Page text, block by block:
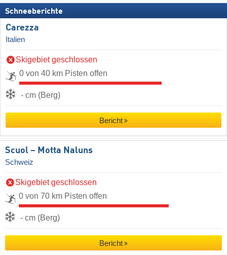
Schneeberichte
Carezza
Italien
Skigebiet geschlossen
0 von 40 km Pisten offen
- cm (Berg)
Bericht
Scuol – Motta Naluns
Schweiz
Skigebiet geschlossen
0 von 70 km Pisten offen
- cm (Berg)
Bericht